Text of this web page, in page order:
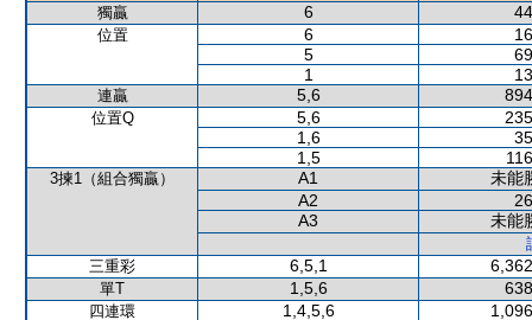
獨贏
6
位置 6
5
1
連贏 5,6
位置Q 5,6
1,6
1,5
3揀1（組合獨贏） A1
未能
A2
A3
未能
三重彩
6,5,1
單T 1,5,6
四連環 1,4,5,6